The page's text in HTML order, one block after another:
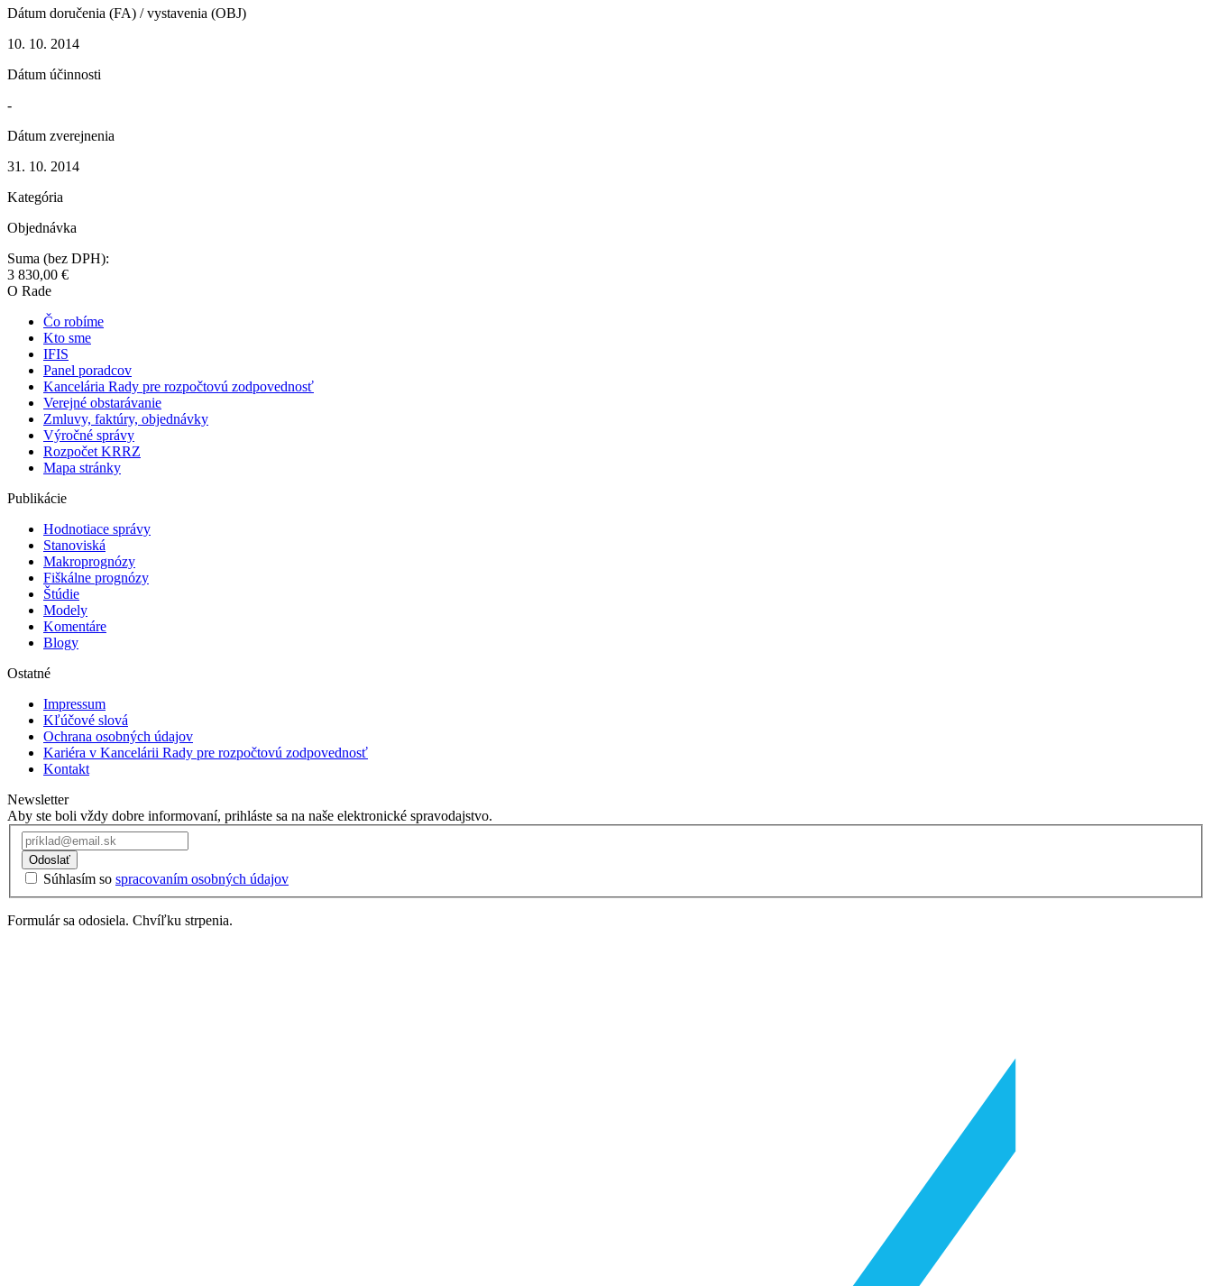
Dátum doručenia (FA) / vystavenia (OBJ)
10. 10. 2014
Dátum účinnosti
-
Dátum zverejnenia
31. 10. 2014
Kategória
Objednávka
Suma (bez DPH):
3 830,00 €
O Rade
Čo robíme
Kto sme
IFIS
Panel poradcov
Kancelária Rady pre rozpočtovú zodpovednosť
Verejné obstarávanie
Zmluvy, faktúry, objednávky
Výročné správy
Rozpočet KRRZ
Mapa stránky
Publikácie
Hodnotiace správy
Stanoviská
Makroprognózy
Fiškálne prognózy
Štúdie
Modely
Komentáre
Blogy
Ostatné
Impressum
Kľúčové slová
Ochrana osobných údajov
Kariéra v Kancelárii Rady pre rozpočtovú zodpovednosť
Kontakt
Newsletter
Aby ste boli vždy dobre informovaní, prihláste sa na naše elektronické spravodajstvo.
Odoslať
Súhlasím so spracovaním osobných údajov
Formulár sa odosiela. Chvíľku strpenia.